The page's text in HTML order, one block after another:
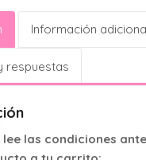
Información
respuestas
lee las condiciones